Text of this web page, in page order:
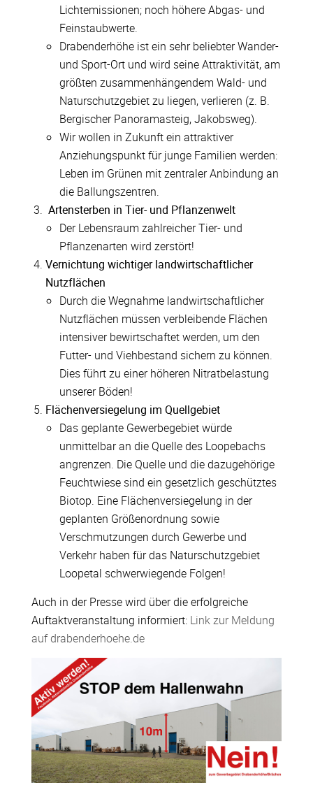
Lichtemissionen; noch höhere Abgas- und
Feinstaubwerte.
Drabenderhöhe ist ein sehr beliebter Wander-
und Sport-Ort und wird seine Attraktivität, am
größten zusammenhängendem Wald- und
Naturschutzgebiet zu liegen, verlieren (z. B.
Bergischer Panoramasteig, Jakobsweg).
Wir wollen in Zukunft ein attraktiver
Anziehungspunkt für junge Familien werden:
Leben im Grünen mit zentraler Anbindung an
die Ballungszentren.
Artensterben in Tier- und Pflanzenwelt
Der Lebensraum zahlreicher Tier- und
Pflanzenarten wird zerstört!
Vernichtung wichtiger landwirtschaftlicher
Nutzflächen
Durch die Wegnahme landwirtschaftlicher
Nutzflächen müssen verbleibende Flächen
intensiver bewirtschaftet werden, um den
Futter- und Viehbestand sichern zu können.
Dies führt zu einer höheren Nitratbelastung
unserer Böden!
Flächenversiegelung im Quellgebiet
Das geplante Gewerbegebiet würde
unmittelbar an die Quelle des Loopebachs
angrenzen. Die Quelle und die dazugehörige
Feuchtwiese sind ein gesetzlich geschütztes
Biotop. Eine Flächenversiegelung in der
geplanten Größenordnung sowie
Verschmutzungen durch Gewerbe und
Verkehr haben für das Naturschutzgebiet
Loopetal schwerwiegende Folgen!
Auch in der Presse wird über die erfolgreiche
Auftaktveranstaltung informiert: Link zur Meldung
auf drabenderhoehe.de